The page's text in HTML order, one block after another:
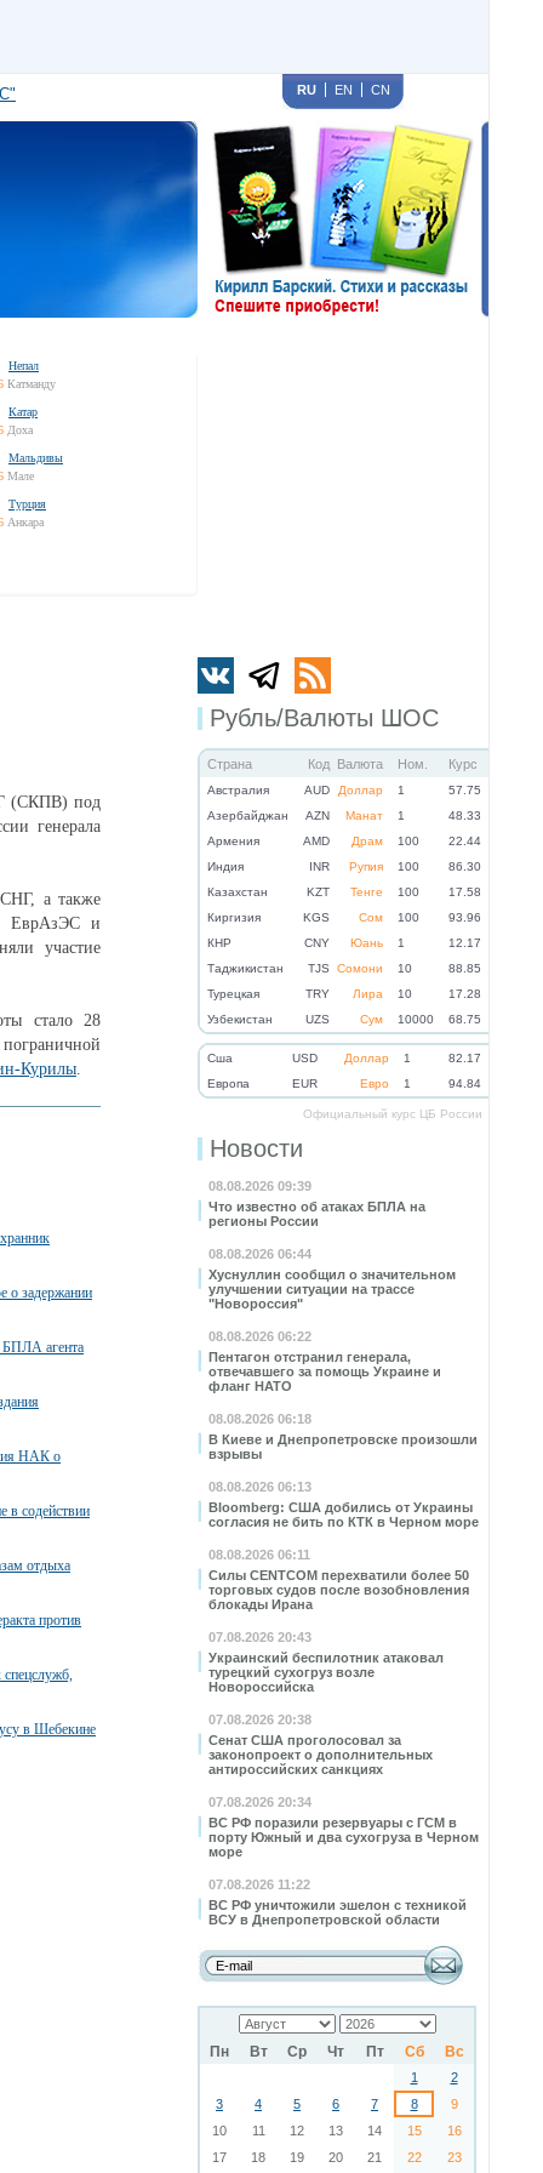
RU EN CN
Непал
Катманду
Катар
Доха
Мальдивы
Мале
Турция
Анкара
Рубль/Валюты ШОС
Страна Код Валюта Ном. Курс
Австралия AUD Доллар 1
57.75
Азербайджан
AZN Манат 1
48.33
Армения
AMD Драм 100
22.44
Индия
INR Рупия 100
86.30
Казахстан
KZT Тенге 100
17.58
Киргизия
KGS Сом 100
93.96
КНР
CNY Юань 1
12.17
Таджикистан
TJS Сомони 10
88.85
Турецкая
TRY Лира 10
17.28
Узбекистан
UZS Сум 10000 68.75
Cша USD Доллар 1
82.17
Eвропа
EUR Евро 1 94.84
Официальный курс ЦБ России
Новости
08.08.2026 09:39
Что известно об атаках БПЛА на
регионы России
08.08.2026 06:44
Хуснуллин сообщил о значительном
улучшении ситуации на трассе
"Новороссия"
08.08.2026 06:22
Пентагон отстранил генерала,
отвечавшего за помощь Украине и
фланг НАТО
08.08.2026 06:18
В Киеве и Днепропетровске произошли
взрывы
08.08.2026 06:13
Bloomberg: США добились от Украины
согласия не бить по КТК в Черном море
08.08.2026 06:11
Силы CENTCOM перехватили более 50
торговых судов после возобновления
блокады Ирана
07.08.2026 20:43
Украинский беспилотник атаковал
турецкий сухогруз возле
Новороссийска
07.08.2026 20:38
Сенат США проголосовал за
законопроект о дополнительных
антироссийских санкциях
07.08.2026 20:34
ВС РФ поразили резервуары с ГСМ в
порту Южный и два сухогруза в Черном
море
07.08.2026 11:22
ВС РФ уничтожили эшелон с техникой
ВСУ в Днепропетровской области
Пн Вт Ср Чт Пт Сб Вс
1
2
3
4 5 6 7 8
9
10
11 12 13 14 15
16
17
18 19 20 21 22
23
(СКПВ) под
генерала
СНГ, а также
ЕврАзЭС и
участие
стало 28
Курилы.
о задержании
БПЛА агента
НАК о
в содействии
отдыха
против
спецслужб,
в Шебекине